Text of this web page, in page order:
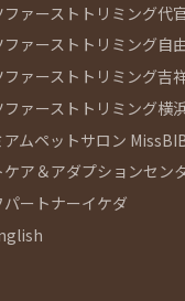
ファーストトリミング代
ファーストトリミング自
ファーストトリミング吉
ファーストトリミング横
アムペットサロン
ケア＆アダプションセン
パートナーイケダ